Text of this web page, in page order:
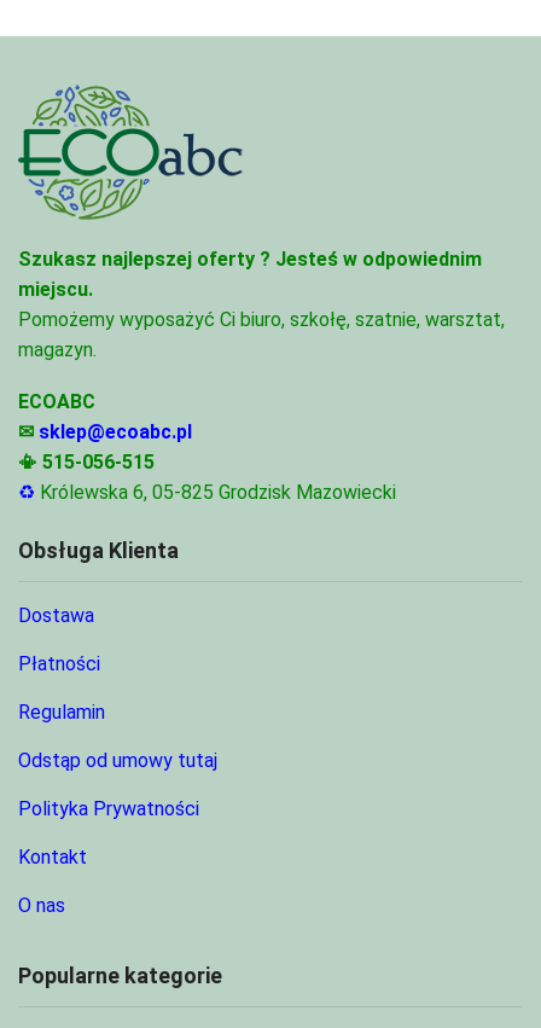
Szukasz najlepszej oferty ? Jesteś w odpowiednim
miejscu.
Pomożemy wyposażyć Ci biuro, szkołę, szatnie, warsztat,
magazyn.
ECOABC
✉ sklep@ecoabc.pl
📳 515-056-515
♻ Królewska 6, 05-825 Grodzisk Mazowiecki
Obsługa Klienta
Dostawa
Płatności
Regulamin
Odstąp od umowy tutaj
Polityka Prywatności
Kontakt
O nas
Popularne kategorie